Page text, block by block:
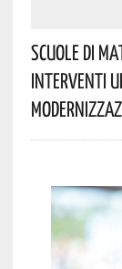
Scuole Di
Interventi